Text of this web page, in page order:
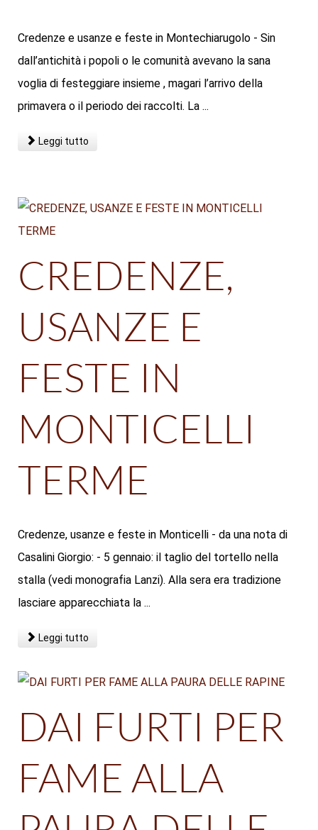
Credenze e usanze e feste in Montechiarugolo - Sin
dall’antichità i popoli o le comunità avevano la sana
voglia di festeggiare insieme , magari l’arrivo della
primavera o il periodo dei raccolti. La ...
Leggi tutto
CREDENZE,
USANZE E
FESTE IN
MONTICELLI
TERME
Credenze, usanze e feste in Monticelli - da una nota di
Casalini Giorgio: - 5 gennaio: il taglio del tortello nella
stalla (vedi monografia Lanzi). Alla sera era tradizione
lasciare apparecchiata la ...
Leggi tutto
DAI FURTI PER
FAME ALLA